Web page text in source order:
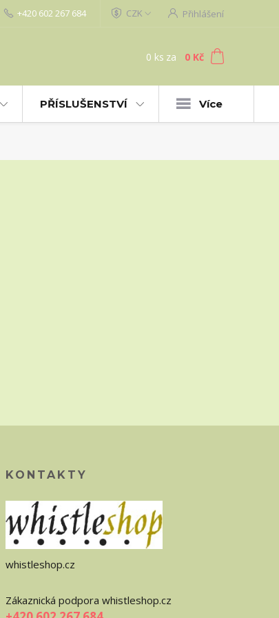
CZK Přihlášení
+420 602 267 684
0 ks za 0 Kč
PŘÍSLUŠENSTVÍ Více
KONTAKTY
whistleshop.cz
Zákaznická podpora whistleshop.cz